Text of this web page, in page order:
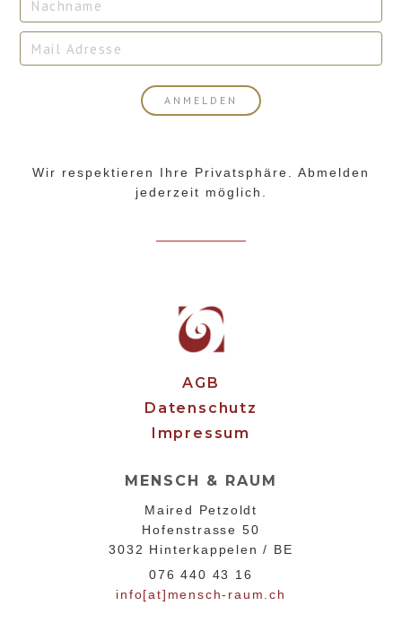
Wir respektieren Ihre Privatsphäre. Abmelden
jederzeit möglich.
AGB
Datenschutz
Impressum
MENSCH & RAUM
Maired Petzoldt
Hofenstrasse 50
3032 Hinterkappelen / BE
076 440 43 16
info[at]mensch-raum.ch